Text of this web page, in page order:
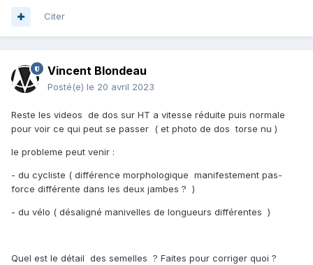
aveugle et des details peuvent nous echapper par exemple
Qui d'autres avez vous contacté pour que l'on puisse
Citer
Vincent Blondeau
Posté(e) le 20 avril 2023
Reste les videos de dos sur HT a vitesse réduite puis normale
pour voir ce qui peut se passer ( et photo de dos torse nu )
le probleme peut venir :
- du cycliste ( différence morphologique manifestement pas-
force différente dans les deux jambes ? )
- du vélo ( désaligné manivelles de longueurs différentes )
Quel est le détail des semelles ? Faites pour corriger quoi ?